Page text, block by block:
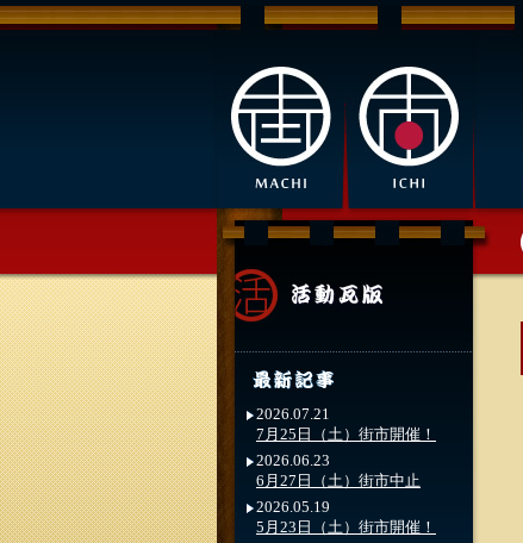
2026.07.21
7月25日（土）街市開催！
2026.06.23
6月27日（土）街市中止
2026.05.19
5月23日（土）街市開催！